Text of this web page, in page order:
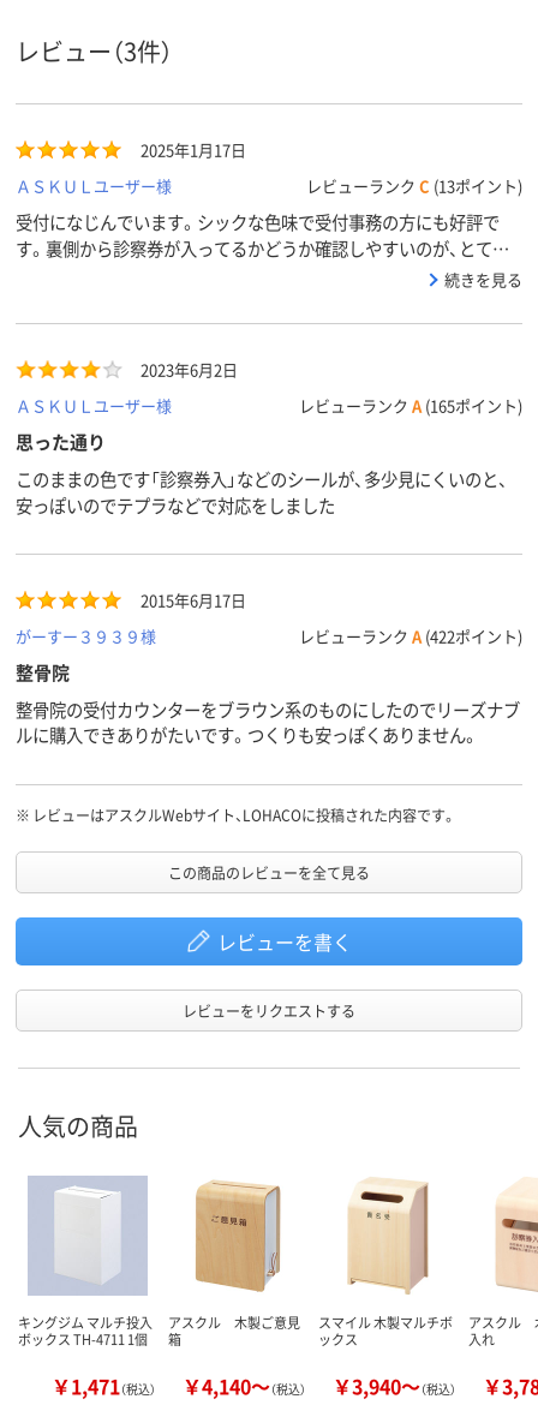
レビュー（3件）
2025年1月17日
ＡＳＫＵＬユーザー様
レビューランク C (13ポイント)
受付になじんでいます。シックな色味で受付事務の方にも好評で
す。裏側から診察券が入ってるかどうか確認しやすいのが、とても
続きを見る
2023年6月2日
ＡＳＫＵＬユーザー様
レビューランク A (165ポイント)
思った通り
このままの色です「診察券入」などのシールが、多少見にくいのと、
安っぽいのでテプラなどで対応をしました
2015年6月17日
がーすー３９３９様
レビューランク A (422ポイント)
整骨院
整骨院の受付カウンターをブラウン系のものにしたのでリーズナブ
ルに購入できありがたいです。つくりも安っぽくありません。
※ レビューはアスクルWebサイト、LOHACOに投稿された内容です。
この商品のレビューを全て見る
レビューを書く
レビューをリクエストする
人気の商品
キングジム マルチ投入
ボックス TH-4711 1個
￥1,471（税込）
アスクル 木製ご意見
箱
￥4,140～（税込）
スマイル 木製マルチボ
ックス
￥3,940～（税込）
アスクル
入れ
￥